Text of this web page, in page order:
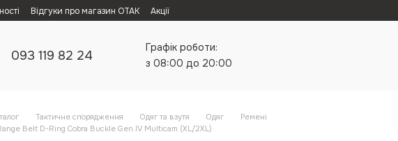
Відгуки про магазин ОТАК Акції
093 119 82 24
Графік роботи:
з 08:00 до 20:00
Тактичне спорядження Одяг та взутя Одяг
Ремені
Belt D-Ring Cobra Buckle Gen.IV Multicam (XL/2XL)